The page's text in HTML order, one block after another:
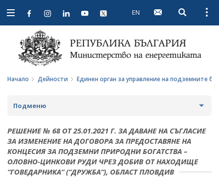
Open
navigation
EN Open
Начало Дейности Единен орган за управление на подземните
Подменю
СТРАТЕГИИ И ПОЛИТИКИ
СТАТИСТИКА И АНАЛИЗИ
ОБЩЕСТВЕН СЪВЕТ ПО ЕНЕРГЕТИКА
РЕШЕНИЕ № 68 ОТ 25.01.2021 Г. ЗА ДАВАНЕ НА СЪГЛАСИЕ
ЗА ИЗМЕНЕНИЕ НА ДОГОВОРА ЗА ПРЕДОСТАВЯНЕ НА
КОНЦЕСИЯ ЗА ПОДЗЕМНИ ПРИРОДНИ БОГАТСТВА –
ОЛОВНО-ЦИНКОВИ РУДИ ЧРЕЗ ДОБИВ ОТ НАХОДИЩЕ
“ГОВЕДАРНИКА“ (“ДРУЖБА“), ОБЛАСТ ПЛОВДИВ